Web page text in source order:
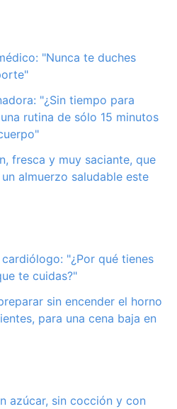
"Nunca te duches
"¿Sin tiempo para
rutina de sólo 15 minutos
fresca y muy saciante, que
almuerzo saludable este
"¿Por qué tienes
te cuidas?"
sin encender el horno
para una cena baja en
azúcar, sin cocción y con